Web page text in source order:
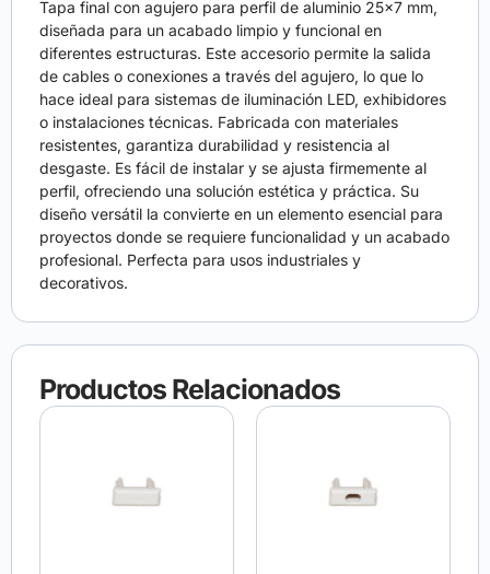
Tapa final con agujero para perfil de aluminio 25×7 mm,
diseñada para un acabado limpio y funcional en
diferentes estructuras. Este accesorio permite la salida
de cables o conexiones a través del agujero, lo que lo
hace ideal para sistemas de iluminación LED, exhibidores
o instalaciones técnicas. Fabricada con materiales
resistentes, garantiza durabilidad y resistencia al
desgaste. Es fácil de instalar y se ajusta firmemente al
perfil, ofreciendo una solución estética y práctica. Su
diseño versátil la convierte en un elemento esencial para
proyectos donde se requiere funcionalidad y un acabado
profesional. Perfecta para usos industriales y
decorativos.
Productos Relacionados